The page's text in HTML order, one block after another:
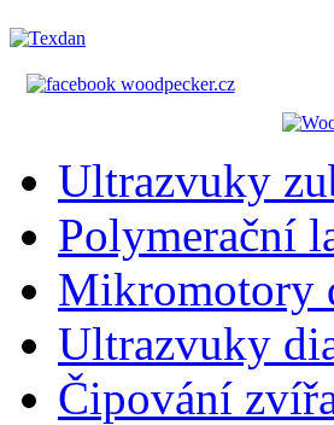
Ultrazvuky
Polymerační
Mikromotory
Ultrazvuky
Čipování